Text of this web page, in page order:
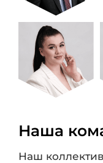
Наша
Наш